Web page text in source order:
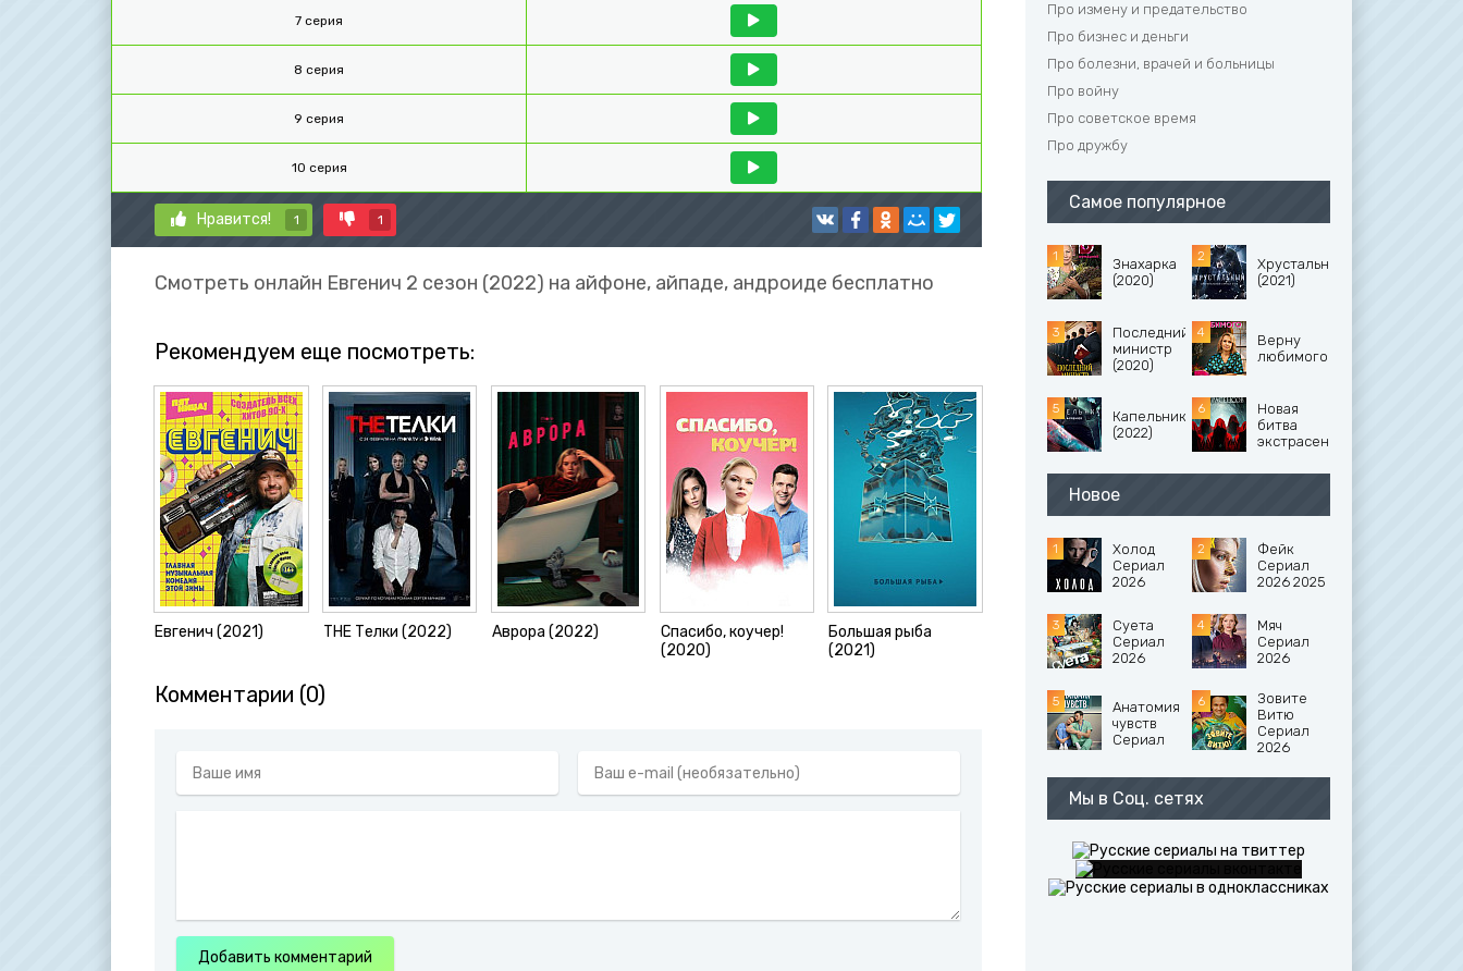
7 серия
8 серия
9 серия
10 серия
Нравится! 1 1
Смотреть онлайн Евгенич 2 сезон (2022) на айфоне, айпаде, андроиде бесплатно
Рекомендуем еще посмотреть:
Евгенич (2021) THE Телки (2022) Аврора (2022)
Спасибо, коучер!
(2020)
Большая рыба
(2021)
Комментарии (0)
Добавить комментарий
Про измену и предательство
Про бизнес и деньги
Про болезни, врачей и больницы
Про войну
Про советское время
Про дружбу
Самое популярное
Знахарка
(2020)
Хрустальный
(2021)
Последний
министр
(2020)
Верну
любимого
Капельник
(2022)
Новая
битва
экстрасенсов
Новое
Холод
Сериал
2026
Фейк
Сериал
2026 2025
Суета
Сериал
2026
Мяч
Сериал
2026
Анатомия
чувств
Сериал
Зовите
Витю
Сериал
2026
Мы в Соц. сетях